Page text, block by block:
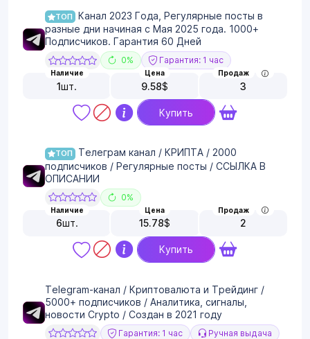
ТОП
Канал 2023 Года, Регулярные посты в
разные дни начиная с Мая 2025 года. 1000+
Подписчиков. Гарантия 60 Дней
0% Гарантия: 1 час
Наличие
1шт.
Цена
9.58$
Продаж
3
Купить
ТОП
Телеграм канал / КРИПТА / 2000
подписчиков / Регулярные посты / ССЫЛКА В
ОПИСАНИИ
0%
Наличие
6шт.
Цена
15.78$
Продаж
2
Купить
Telegram-канал / Криптовалюта и Трейдинг /
5000+ подписчиков / Аналитика, сигналы,
новости Crypto / Создан в 2021 году
Гарантия: 1 час Ручная выдача